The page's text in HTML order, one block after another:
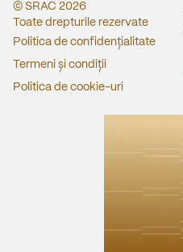
© SRAC 2026
Toate drepturile rezervate
Politica de confidențialitate
Termeni și condiții
Politica de cookie-uri